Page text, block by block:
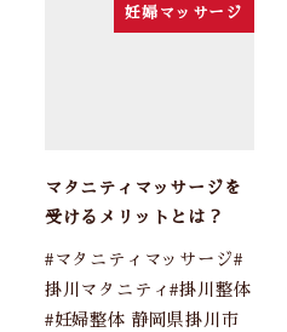
妊婦マッサージ
マタニティマッサージを
受けるメリットとは？
#マタニティマッサージ#
掛川マタニティ#掛川整体
#妊婦整体 静岡県掛川市